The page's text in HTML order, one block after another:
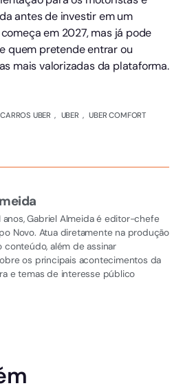
antes de investir em um
em 2027, mas já pode
quem pretende entrar ou
mais valorizadas da plataforma.
CARROS UBER , UBER , UBER COMFORT
anos, Gabriel Almeida é editor-chefe
Novo. Atua diretamente na produção
conteúdo, além de assinar
os principais acontecimentos da
e temas de interesse público